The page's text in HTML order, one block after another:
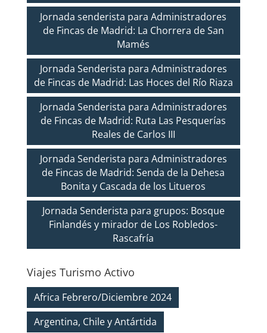
Jornada senderista para Administradores
de Fincas de Madrid: La Chorrera de San
Mamés
Jornada Senderista para Administradores
de Fincas de Madrid: Las Hoces del Río Riaza
Jornada Senderista para Administradores
de Fincas de Madrid: Ruta Las Pesquerías
Reales de Carlos III
Jornada Senderista para Administradores
de Fincas de Madrid: Senda de la Dehesa
Bonita y Cascada de los Litueros
Jornada Senderista para grupos: Bosque
Finlandés y mirador de Los Robledos-
Rascafría
Viajes Turismo Activo
Africa Febrero/Diciembre 2024
Argentina, Chile y Antártida